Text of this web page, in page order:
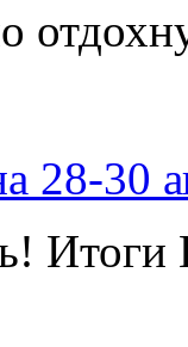
28-30